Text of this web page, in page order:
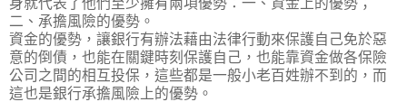
二、承擔風險的優勢。
資金的優勢，讓銀行有辦法藉由法律行動來保護自己免於惡
意的倒債，也能在關鍵時刻保護自己，也能靠資金做各保險
公司之間的相互投保，這些都是一般小老百姓辦不到的，而
這也是銀行承擔風險上的優勢。